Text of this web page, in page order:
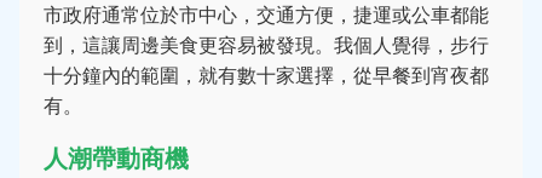
市政府通常位於市中心，交通方便，捷運或公車都能
到，這讓周邊美食更容易被發現。我個人覺得，步行
十分鐘內的範圍，就有數十家選擇，從早餐到宵夜都
有。
人潮帶動商機